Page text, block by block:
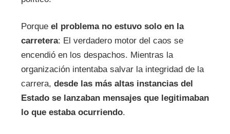
Porque el problema no estuvo solo en la
carretera: El verdadero motor del caos se
encendió en los despachos. Mientras la
organización intentaba salvar la integridad de la
carrera, desde las más altas instancias del
Estado se lanzaban mensajes que legitimaban
lo que estaba ocurriendo.